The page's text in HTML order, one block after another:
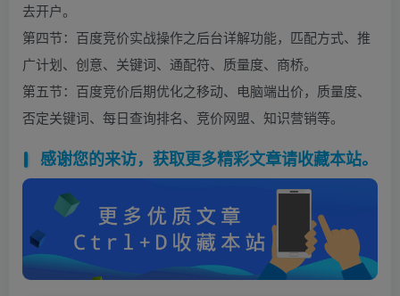
去开户。
第四节：百度竞价实战操作之后台详解功能，匹配方式、推
广计划、创意、关键词、通配符、质量度、商桥。
第五节：百度竞价后期优化之移动、电脑端出价，质量度、
否定关键词、每日查询排名、竞价网盟、知识营销等。
感谢您的来访，获取更多精彩文章请收藏本站。